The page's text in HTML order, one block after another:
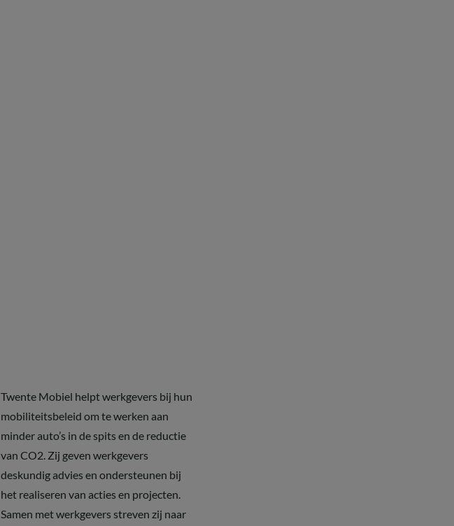
Twente Mobiel helpt werkgevers bij hun
mobiliteitsbeleid om te werken aan
minder auto’s in de spits en de reductie
van CO2. Zij geven werkgevers
deskundig advies en ondersteunen bij
het realiseren van acties en projecten.
Samen met werkgevers streven zij naar